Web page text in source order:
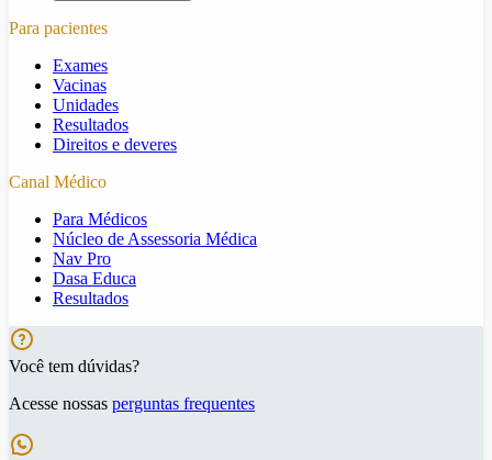
Para pacientes
Exames
Vacinas
Unidades
Resultados
Direitos e deveres
Canal Médico
Para Médicos
Núcleo de Assessoria Médica
Nav Pro
Dasa Educa
Resultados
Você tem dúvidas?
Acesse nossas perguntas frequentes